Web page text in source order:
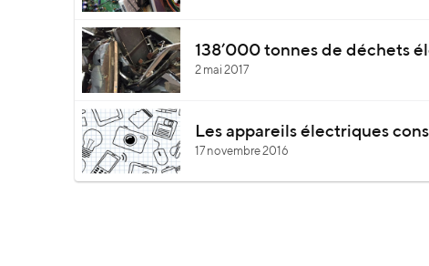
2 mai 2017
138’000 tonnes de déchets
17 novembre 2016
Les appareils électriques